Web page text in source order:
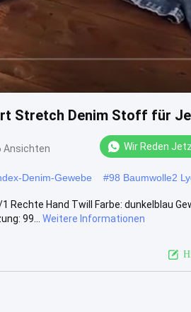
Stretch Denim Stoff für
Ansichten Wir Reden
Denim-Gewebe #98 Baumwolle2
Rechte Hand Twill Farbe: dunkelblau
99...
Weitere Informationen